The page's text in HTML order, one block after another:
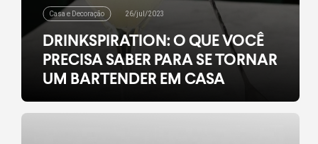
Casa e Decoração 26/jul/2023
DRINKSPIRATION: O QUE VOCÊ
PRECISA SABER PARA SE TORNAR
UM BARTENDER EM CASA
Desvende os segredos do universo da coquetelaria
e crie drinks inesquecíveis